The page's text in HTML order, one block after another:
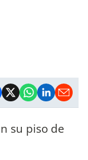
su piso de